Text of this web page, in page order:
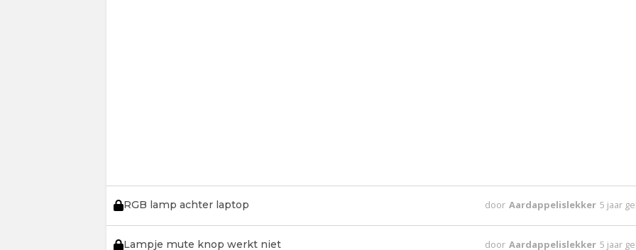
RGB lamp achter laptop door Aardappelislekker 5 jaar
Lampje mute knop werkt niet door Aardappelislekker 5 jaar